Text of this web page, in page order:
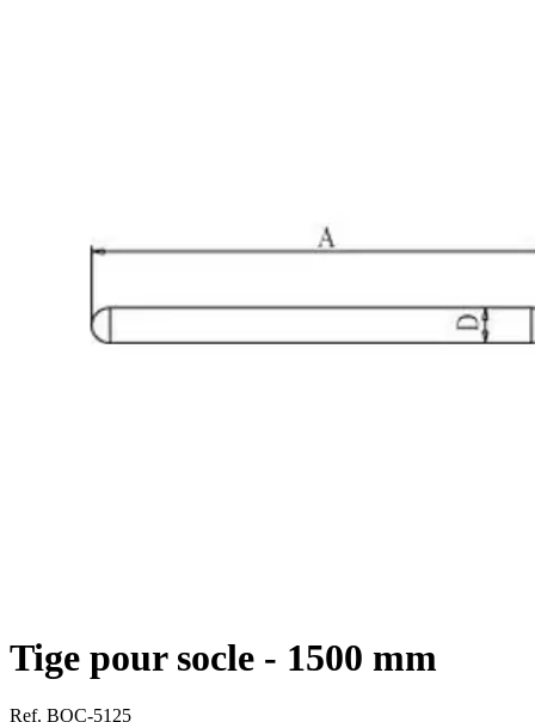
Tige pour socle - 1500 mm
Ref. BOC-5125